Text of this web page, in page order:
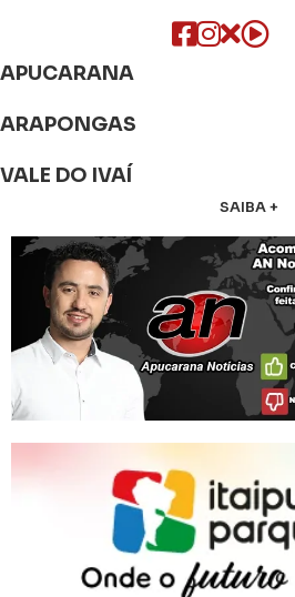
APUCARANA
ARAPONGAS
VALE DO IVAÍ
SAIBA +